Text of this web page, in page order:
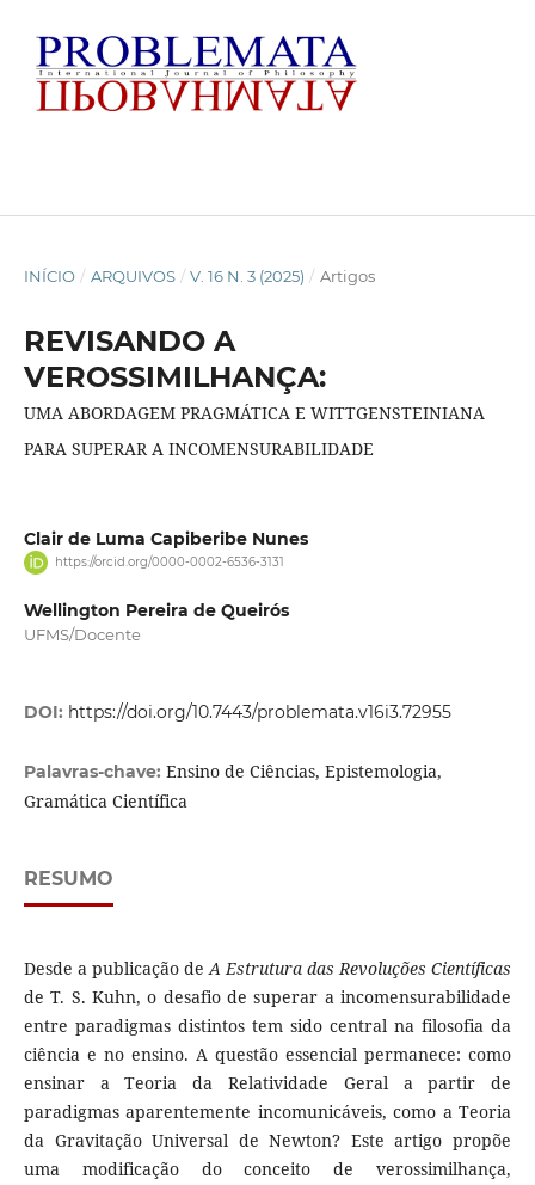
INÍCIO / ARQUIVOS / V. 16 N. 3 (2025) / Artigos
REVISANDO A
VEROSSIMILHANÇA:
UMA ABORDAGEM PRAGMÁTICA E WITTGENSTEINIANA
PARA SUPERAR A INCOMENSURABILIDADE
Clair de Luma Capiberibe Nunes
https://orcid.org/0000-0002-6536-3131
Wellington Pereira de Queirós
UFMS/Docente
DOI: https://doi.org/10.7443/problemata.v16i3.72955
Palavras-chave: Ensino de Ciências, Epistemologia,
Gramática Científica
RESUMO
Desde a publicação deA Estrutura das Revoluções Científicas
de T. S. Kuhn, o desafio de superar a incomensurabilidade
entre paradigmas distintos tem sido central na filosofia da
ciência e no ensino. A questão essencial permanece: como
ensinar a Teoria da Relatividade Geral a partir de
paradigmas aparentemente incomunicáveis, como a Teoria
da Gravitação Universal de Newton? Este artigo propõe
uma modificação do conceito de verossimilhança,